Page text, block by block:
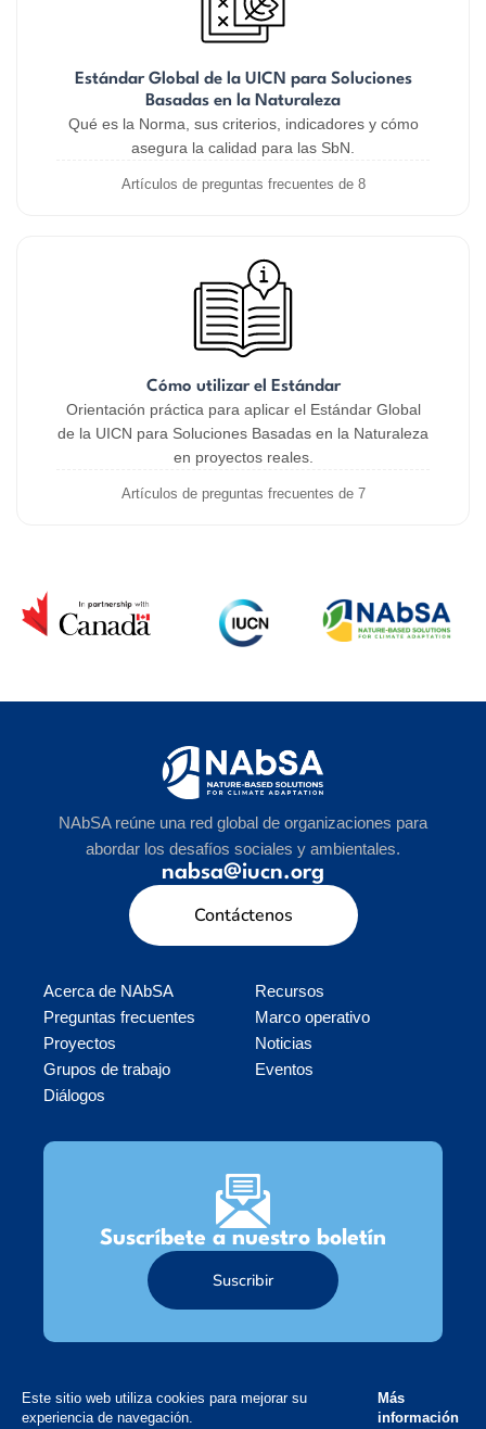
Estándar Global de la UICN para Soluciones
Basadas en la Naturaleza
Qué es la Norma, sus criterios, indicadores y cómo
asegura la calidad para las SbN.
Artículos de preguntas frecuentes de 8
Cómo utilizar el Estándar
Orientación práctica para aplicar el Estándar Global
de la UICN para Soluciones Basadas en la Naturaleza
en proyectos reales.
Artículos de preguntas frecuentes de 7
NAbSA reúne una red global de organizaciones para
abordar los desafíos sociales y ambientales.
nabsa@iucn.org
Contáctenos
Acerca de NAbSA
Preguntas frecuentes
Proyectos
Grupos de trabajo
Diálogos
Recursos
Marco operativo
Noticias
Eventos
Suscríbete a nuestro boletín
Suscribir
Síganos
Este sitio web utiliza cookies para mejorar su
experiencia de navegación.
Más
información